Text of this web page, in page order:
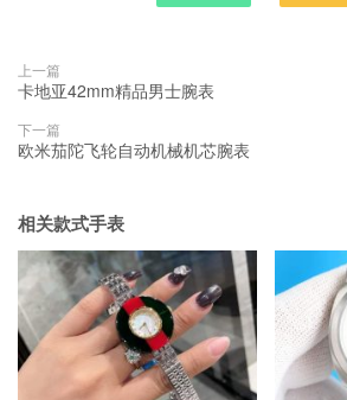
上一篇
卡地亚42mm精品男士腕表
下一篇
欧米茄陀飞轮自动机械机芯腕表
相关款式手表